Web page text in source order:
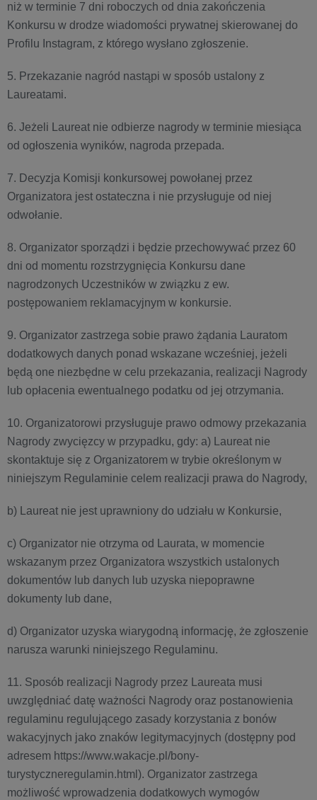
niż w terminie 7 dni roboczych od dnia zakończenia
Konkursu w drodze wiadomości prywatnej skierowanej do
Profilu Instagram, z którego wysłano zgłoszenie.
5. Przekazanie nagród nastąpi w sposób ustalony z
Laureatami.
6. Jeżeli Laureat nie odbierze nagrody w terminie miesiąca
od ogłoszenia wyników, nagroda przepada.
7. Decyzja Komisji konkursowej powołanej przez
Organizatora jest ostateczna i nie przysługuje od niej
odwołanie.
8. Organizator sporządzi i będzie przechowywać przez 60
dni od momentu rozstrzygnięcia Konkursu dane
nagrodzonych Uczestników w związku z ew.
postępowaniem reklamacyjnym w konkursie.
9. Organizator zastrzega sobie prawo żądania Lauratom
dodatkowych danych ponad wskazane wcześniej, jeżeli
będą one niezbędne w celu przekazania, realizacji Nagrody
lub opłacenia ewentualnego podatku od jej otrzymania.
10. Organizatorowi przysługuje prawo odmowy przekazania
Nagrody zwycięzcy w przypadku, gdy: a) Laureat nie
skontaktuje się z Organizatorem w trybie określonym w
niniejszym Regulaminie celem realizacji prawa do Nagrody,
b) Laureat nie jest uprawniony do udziału w Konkursie,
c) Organizator nie otrzyma od Laurata, w momencie
wskazanym przez Organizatora wszystkich ustalonych
dokumentów lub danych lub uzyska niepoprawne
dokumenty lub dane,
d) Organizator uzyska wiarygodną informację, że zgłoszenie
narusza warunki niniejszego Regulaminu.
11. Sposób realizacji Nagrody przez Laureata musi
uwzględniać datę ważności Nagrody oraz postanowienia
regulaminu regulującego zasady korzystania z bonów
wakacyjnych jako znaków legitymacyjnych (dostępny pod
adresem https://www.wakacje.pl/bony-
turystyczneregulamin.html). Organizator zastrzega
możliwość wprowadzenia dodatkowych wymogów